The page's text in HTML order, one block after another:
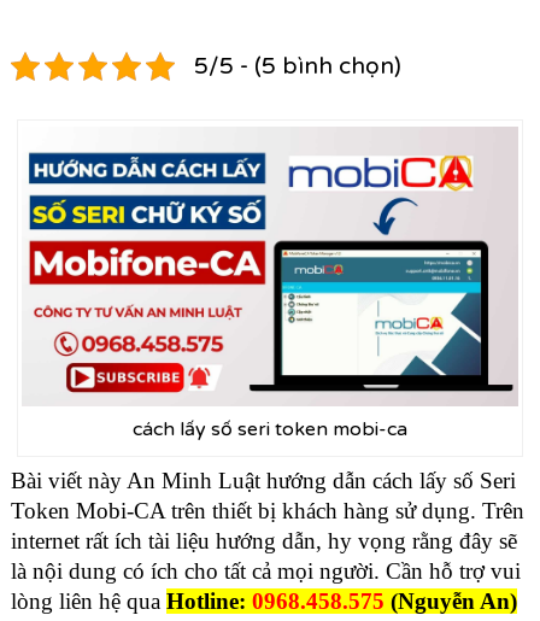
5/5 - (5 bình chọn)
cách lấy số seri token mobi-ca
Bài viết nàyAn Minh Luậthướng dẫn cách lấy số Seri
Token Mobi-CAtrên thiết bị khách hàng sử dụng. Trên
internet rất ích tài liệu hướng dẫn, hy vọng rằng đây sẽ
là nội dung có ích cho tất cả mọi người. Cần hỗ trợ vui
lòng liên hệ qua Hotline: 0968.458.575 (Nguyễn An)